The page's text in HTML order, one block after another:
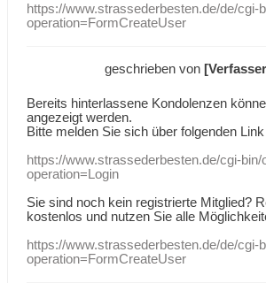
https://www.strassederbesten.de/de/cgi-
operation=FormCreateUser
geschrieben von
Bereits hinterlassene Kondolenzen
angezeigt werden.
Bitte melden Sie sich über folgenden Link
https://www.strassederbesten.de/cgi-
operation=Login
Sie sind noch kein registrierte Mitglied?
kostenlos und nutzen Sie alle
https://www.strassederbesten.de/de/cgi-
operation=FormCreateUser